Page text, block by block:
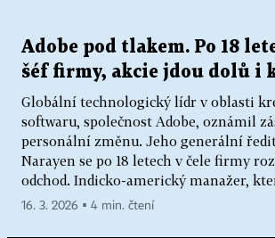
Adobe pod tlakem. Po 18
šéf firmy, akcie jdou dolů i
Globální technologický lídr v oblasti
softwaru, společnost Adobe, oznámil
personální změnu. Jeho generální
Narayen se po 18 letech v čele firmy
odchod. Indicko-americký manažer,
16. 3. 2026 ▪ 4 min. čtení